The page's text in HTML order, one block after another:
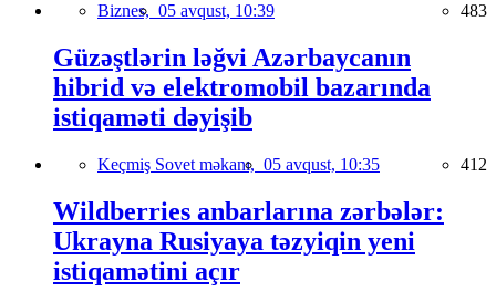
Biznes, 05 avqust, 10:39 483
Güzəştlərin ləğvi Azərbaycanın
hibrid və elektromobil bazarında
istiqaməti dəyişib
Keçmiş Sovet məkanı, 05 avqust, 10:35 412
Wildberries anbarlarına zərbələr:
Ukrayna Rusiyaya təzyiqin yeni
istiqamətini açır